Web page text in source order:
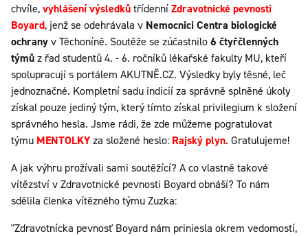
chvíle,vyhlášení výsledkůtřídenníZdravotnické pevnosti
Boyard, jenž se odehrávala v Nemocnici Centra biologické
ochranyv Těchoníně. Soutěže se zúčastnilo6 čtyřčlenných
týmůz řad studentů 4. - 6. ročníků lékařské fakulty MU, kteří
spolupracují s portálem AKUTNĚ.CZ. Výsledky byly těsné, leč
jednoznačné. Kompletní sadu indicií za správně splněné úkoly
získal pouze jediný tým, který tímto získal privilegium k složení
správného hesla. Jsme rádi, že zde můžeme pogratulovat
týmu MENTOLKYza složené heslo: Rajský plyn. Gratulujeme!
A jak výhru prožívali sami soutěžící? A co vlastně takové
vítězství v Zdravotnické pevnosti Boyard obnáší? To nám
sdělila členka vítězného týmu Zuzka:
"Zdravotnícka pevnosť Boyard nám priniesla okrem vedomostí,